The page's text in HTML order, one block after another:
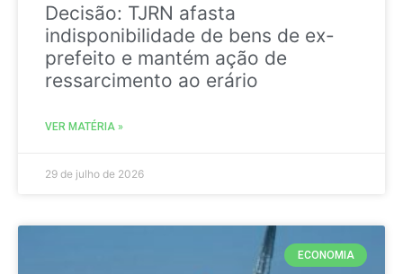
Decisão: TJRN afasta
indisponibilidade de bens de ex-
prefeito e mantém ação de
ressarcimento ao erário
VER MATÉRIA »
29 de julho de 2026
ECONOMIA